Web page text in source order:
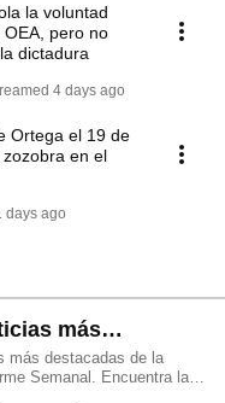
la voluntad
OEA, pero no
dictadura
4 days ago
Ortega el 19 de
en el
days ago
más
más destacadas de la
Semanal. Encuentra la